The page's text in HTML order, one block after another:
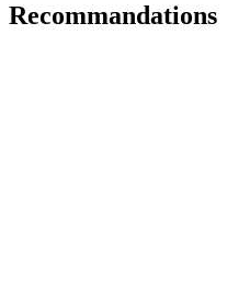
Recommandations